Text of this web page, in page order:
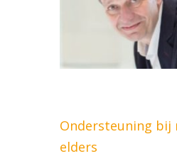
Ondersteuning bij
elders